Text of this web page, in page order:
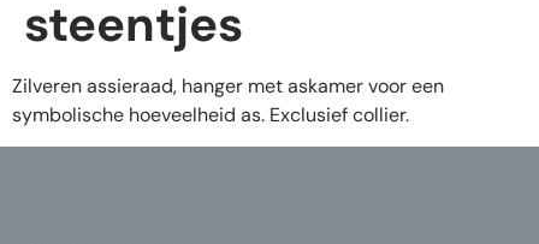
steentjes
Zilveren assieraad, hanger met askamer voor een
symbolische hoeveelheid as. Exclusief collier.